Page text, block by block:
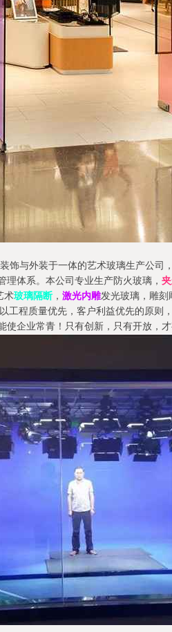
与外装于一体的艺术玻璃生产公司
体系。本公司专业生产防火玻璃，
术玻璃隔断 ， 激光内雕发光玻璃，雕刻
程质量优先，客户利益优先的原则
企业常青！只有创新，只有开放，